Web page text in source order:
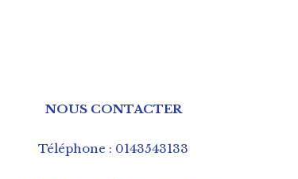
NOUS CONTACTER
Téléphone : 0143543133